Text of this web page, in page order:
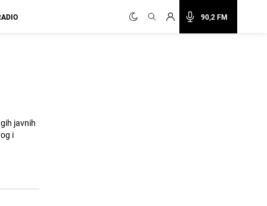
90,2 FM
javnih
i